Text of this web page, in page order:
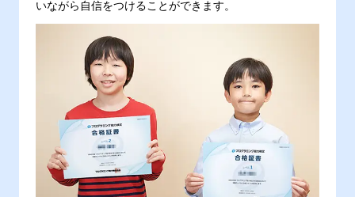
いながら自信をつけることができます。